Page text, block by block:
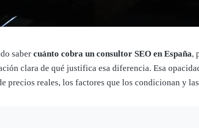
saber cuánto cobra un consultor SEO en España,
clara de qué justifica esa diferencia. Esa
precios reales, los factores que los condicionan y